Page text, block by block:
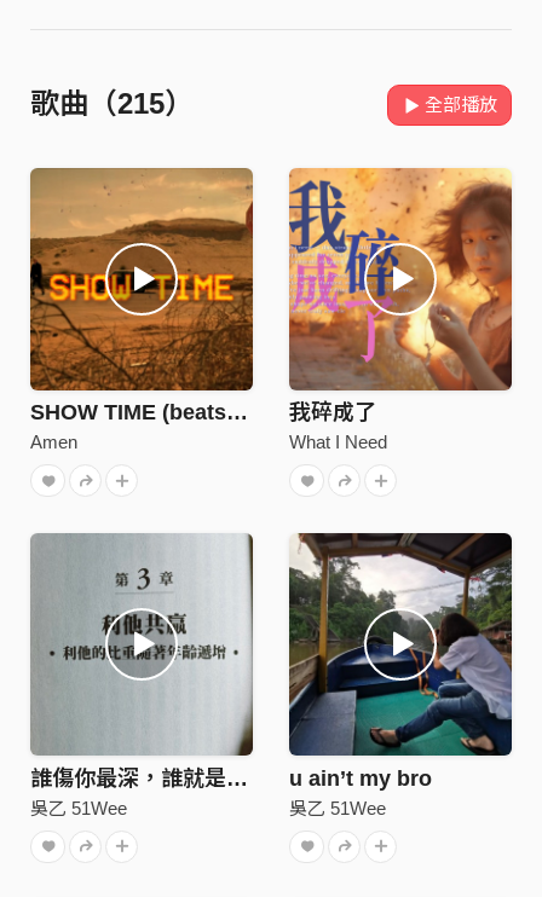
歌曲（215） 全部播放
SHOW TIME (beats by VEW8)
Amen
我碎成了
What I Need
誰傷你最深，誰就是家人
吳乙 51Wee
u ain’t my bro
吳乙 51Wee